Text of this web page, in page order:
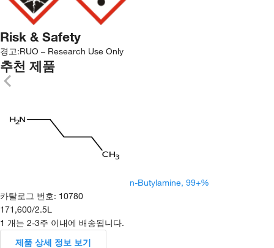
Risk & Safety
경고:RUO – Research Use Only
추천 제품
n-Butylamine, 99+%
카탈로그 번호: 10780
171,600/2.5L
1 개는 2-3주 이내에 배송됩니다.
제품 상세 정보 보기